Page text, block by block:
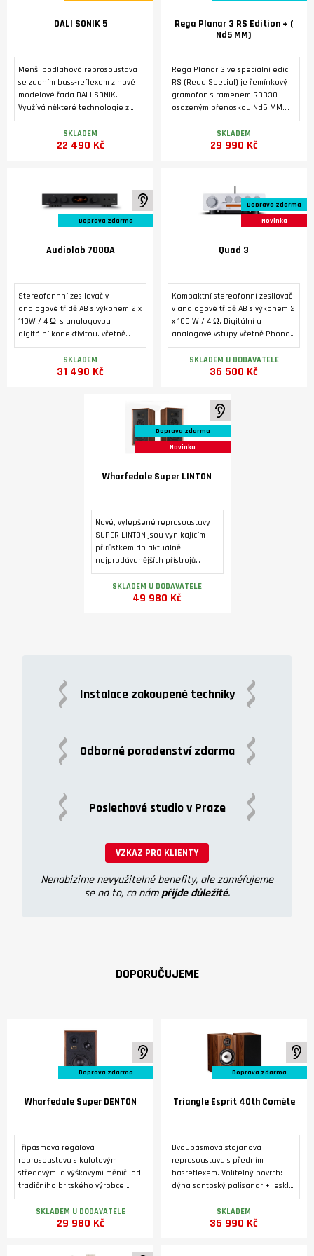
DALI SONIK 5
Menší podlahová reprosoustava
se zadním bass-reflexem z nové
modelové řada DALI SONIK.
Využívá některé technologie z
vyšších modelovových řad značky
DALI. Masivní ozvučnice s
výztuhami a masivními nožkami je
reproduktorem s měkkou, ultra
lehkou kalotovou membránou o
průměru 29 mm. Vyznačuje se
frekvenčním rozsahem a širokým
SKLADEM
22 490 Kč
Rega Planar 3 RS Edition + (
Nd5 MM)
Rega Planar 3 ve speciální edici
RS (Rega Special) je řemínkový
gramofon s ramenem RB330
osazeným přenoskou Nd5 MM.
Tichý 24V motor je poháněn
dedikovaným napájecím zdrojem
Neo PSU MK2. Základna je
motor pohání talíř
prostřednictvím referenčního
SKLADEM
29 990 Kč
K poslechu ve studiu
Doprava zdarma
Audiolab 7000A
Stereofonnní zesilovač v
analogové třídě AB s výkonem 2 x
110W / 4 Ω, s analogovou i
digitální konektivitou. včetně
Phono MM, HDMI ARC a USB B pro
počítač. 32-bitový D/A převodník
ES9038Q2M, MQA dekodér,
SKLADEM
31 490 Kč
Doprava zdarma
Novinka
Quad 3
Kompaktní stereofonní zesilovač
v analogové třídě AB s výkonem 2
x 100 W / 4 Ω. Digitální a
analogové vstupy včetně Phono
MM a HDMI ARC. Bluetooth 5.1.
Podsvícený alfanumerický LCD
displej, toroidní transformátor,
koncový zesilovač.
SKLADEM U DODAVATELE
36 500 Kč
Doprava zdarma
Novinka
Wharfedale Super LINTON
Nové, vylepšené reprosoustavy
SUPER LINTON jsou vynikajícím
přírůstkem do aktuálně
nejprodávanějších přístrojů
Heritage. Povrchová úprava je
dýhou ve třech barevných
variantách.
SKLADEM U DODAVATELE
49 980 Kč
Instalace zakoupené techniky
Odborné poradenství zdarma
Poslechové studio v Praze
VZKAZ PRO KLIENTY
Nenabizime nevyužitelné benefity, ale zaměřujeme
se na to, co námpřijde důležité.
DOPORUČUJEME
K poslechu ve studiu
Doprava zdarma
Wharfedale Super DENTON
Třípásmová regálová
reprosoustava s kalotovými
středovými a výškovými měniči od
tradičního britského výrobce,
vyráběná ve třech barevných
variantách. Luxusní úprava s
pravou dýhou.
SKLADEM U DODAVATELE
29 980 Kč
Doprava zdarma
Triangle Esprit 40th Comète
Dvoupásmová stojanová
reprosoustava s předním
basreflexem. Volitelný povrch:
dýha santoský palisandr + lesklý
lak, nebo zlatý dub. Výškový
reproduktor 25 mm s kompozitní
hořčíkovou kalotou. Basový
SKLADEM
35 990 Kč